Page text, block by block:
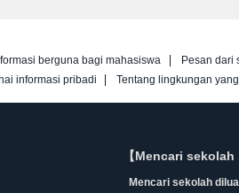
berguna bagi mahasiswa
Pesan dari
informasi pribadi Tentang lingkungan
【Mencari
Mencari sekolah